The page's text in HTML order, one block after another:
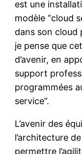
est une
modèle “cloud
dans son cloud
je pense que
d’avenir, en
support
programmées
service”.
L’avenir des
l’architecture
permettre